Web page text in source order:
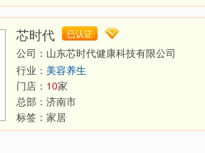
芯时代 已认证
公司：山东芯时代健康科技有限公司
行业： 美容养生
门店： 10家
总部： 济南市
标签： 家居